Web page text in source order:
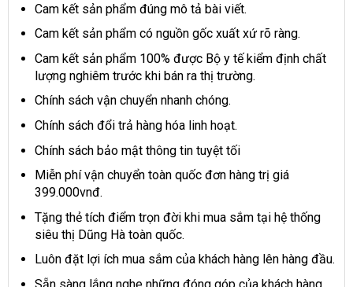
Cam kết sản phẩm đúng mô tả bài viết.
Cam kết sản phẩm có nguồn gốc xuất xứ rõ ràng.
Cam kết sản phẩm 100% được Bộ y tế kiểm định chất
lượng nghiêm trước khi bán ra thị trường.
Chính sách vận chuyển nhanh chóng.
Chính sách đổi trả hàng hóa linh hoạt.
Chính sách bảo mật thông tin tuyệt tối
Miễn phí vận chuyển toàn quốc đơn hàng trị giá
399.000vnđ.
Tặng thẻ tích điểm trọn đời khi mua sắm tại hệ thống
siêu thị Dũng Hà toàn quốc.
Luôn đặt lợi ích mua sắm của khách hàng lên hàng đầu.